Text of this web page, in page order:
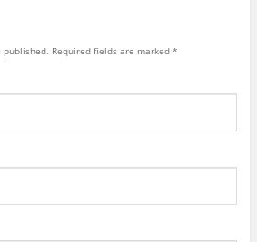
published. Required fields are marked *